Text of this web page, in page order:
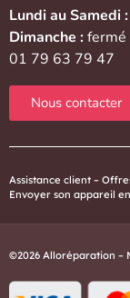
Lundi au Samedi :
Dimanche :fermé
01 79 63 79 47
Nous contacter
Assistance client –
Envoyer son appareil
©2026 Alloréparation –